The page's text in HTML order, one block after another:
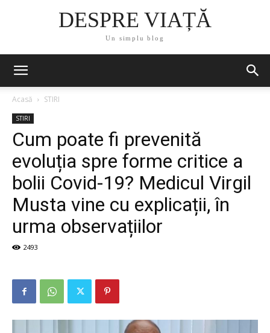
DESPRE VIAȚĂ
Un simplu blog
Acasă STIRI
STIRI
Cum poate fi prevenită
evoluția spre forme critice a
bolii Covid-19? Medicul Virgil
Musta vine cu explicații, în
urma observațiilor
2493